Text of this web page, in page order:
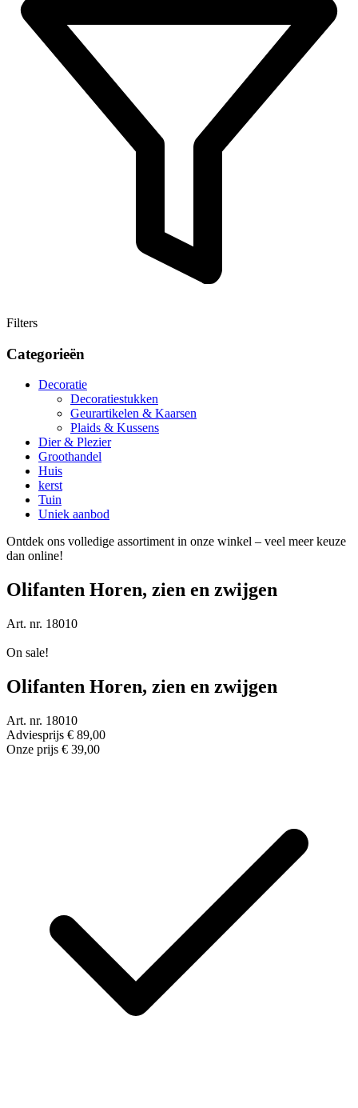
Filters
Categorieën
Decoratie
Decoratiestukken
Geurartikelen & Kaarsen
Plaids & Kussens
Dier & Plezier
Groothandel
Huis
kerst
Tuin
Uniek aanbod
Ontdek ons volledige assortiment in onze winkel – veel meer keuze
dan online!
Olifanten Horen, zien en zwijgen
Art. nr. 18010
On sale!
Olifanten Horen, zien en zwijgen
Art. nr. 18010
Adviesprijs € 89,00
Onze prijs € 39,00